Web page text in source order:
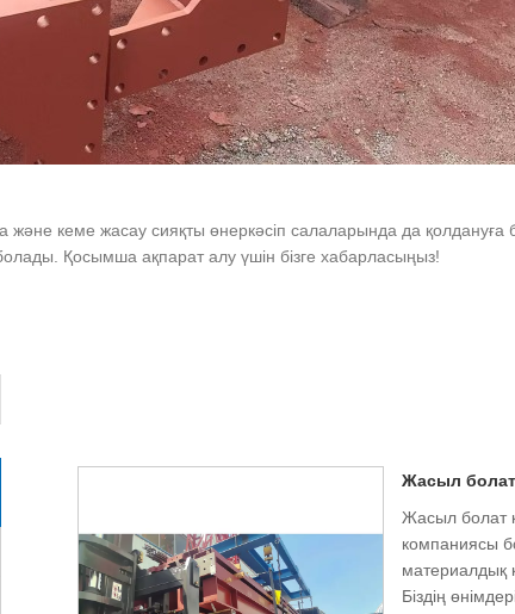
және кеме жасау сияқты өнеркәсіп салаларында да
Қосымша ақпарат алу үшін бізге хабарласыңыз!
Жасыл
Жасыл болат
компаниясы
материалдық
Біздің